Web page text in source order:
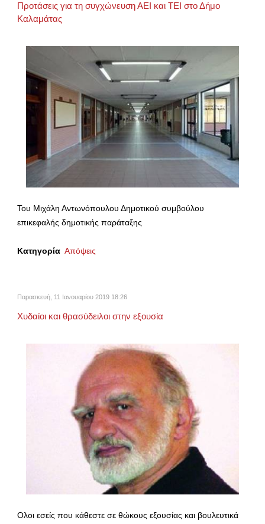
Προτάσεις για τη συγχώνευση ΑΕΙ και ΤΕΙ στο Δήμο
Καλαμάτας
Του Μιχάλη Αντωνόπουλου Δημοτικού συμβούλου
επικεφαλής δημοτικής παράταξης
Κατηγορία Απόψεις
Παρασκευή, 11 Ιανουαρίου 2019 18:26
Χυδαίοι και θρασύδειλοι στην εξουσία
Ολοι εσείς που κάθεστε σε θώκους εξουσίας και βουλευτικά